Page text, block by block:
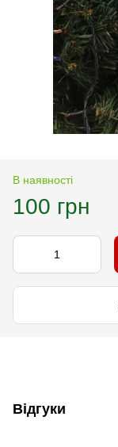
В наявності
100 грн
Відгуки